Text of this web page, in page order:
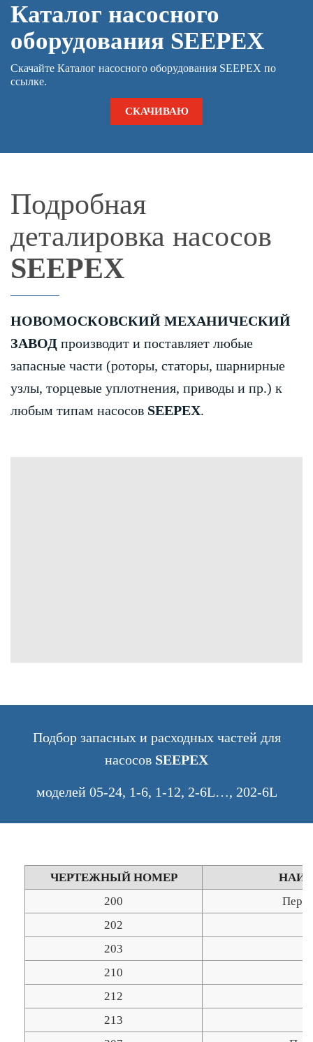
Каталог насосного
оборудования SEEPEX
Скачайте Каталог насосного оборудования SEEPEX по
ссылке.
СКАЧИВАЮ
Подробная
деталировка насосов
SEEPEX
НОВОМОСКОВСКИЙ МЕХАНИЧЕСКИЙ
ЗАВОД производит и поставляет любые
запасные части (роторы, статоры, шарнирные
узлы, торцевые уплотнения, приводы и пр.) к
любым типам насосов SEEPEX.
Подбор запасных и расходных частей для
насосов SEEPEX
моделей 05-24, 1-6, 1-12, 2-6L…, 202-6L
ЧЕРТЕЖНЫЙ НОМЕР
200
202
203
210
212
213